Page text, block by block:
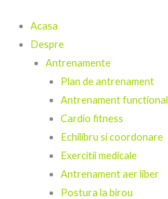
Acasa
Despre
Antrenamente
Plan de antrenament
Antrenament functional
Cardio fitness
Echilibru si coordonare
Exercitii medicale
Antrenament aer liber
Postura la birou